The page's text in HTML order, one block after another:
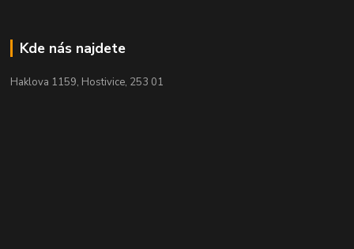
Kde nás najdete
Haklova 1159, Hostivice, 253 01